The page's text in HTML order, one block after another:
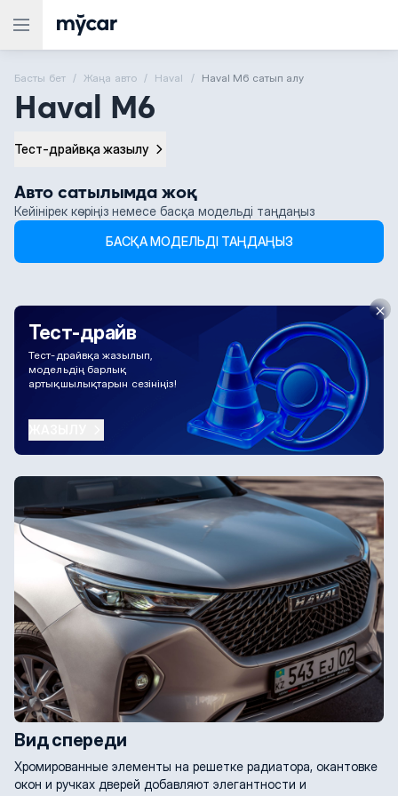
Басты бет Жаңа авто Haval Haval M6 сатып алу
Haval M6
Тест-драйвқа жазылу
Авто сатылымда жоқ
Кейінірек көріңіз немесе басқа модельді таңдаңыз
БАСҚА МОДЕЛЬДІ ТАҢДАҢЫЗ
Тест-драйв
Тест-драйвқа жазылып,
модельдің барлық
артықшылықтарын сезініңіз!
Вид спереди
Хромированные элементы на решетке радиатора, окантовке
окон и ручках дверей добавляют элегантности и